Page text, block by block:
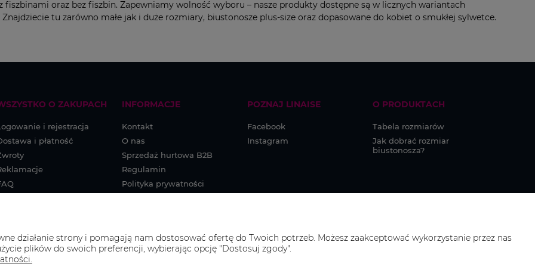
fiszbinami oraz bez fiszbin. Zapewniamy wolność wyboru – nasze produkty dostępne są w licznych wariantach
tu zarówno małe jak i duże rozmiary, biustonosze plus-size oraz dopasowane do kobiet o smukłej sylwetce.
O ZAKUPACH
i rejestracja
i płatność
INFORMACJE
Kontakt
O nas
Sprzedaż hurtowa B2B
Regulamin
Polityka prywatności
POZNAJ LINAISE
Facebook
Instagram
O PRODUKTACH
Tabela rozmiarów
Jak dobrać rozmiar
biustonosza?
działanie strony i pomagają nam dostosować ofertę do Twoich potrzeb. Możesz zaakceptować wykorzystanie przez nas
plików do swoich preferencji, wybierając opcję "Dostosuj zgody".